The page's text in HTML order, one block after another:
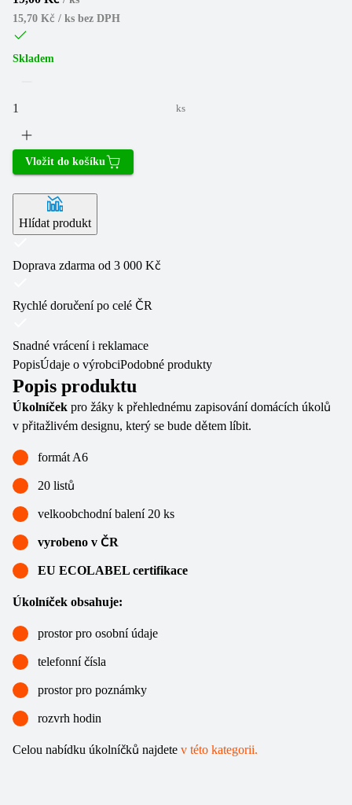
15,70 Kč / ks bez DPH
Skladem
ks
Vložit do košíku
Hlídat produkt
Doprava zdarma od 3 000 Kč
Rychlé doručení po celé ČR
Snadné vrácení i reklamace
PopisÚdaje o výrobciPodobné produkty
Popis produktu
Úkolníček pro žáky k přehlednému zapisování domácích úkolů
v přitažlivém designu, který se bude dětem líbit.
formát A6
20 listů
velkoobchodní balení 20 ks
vyrobeno v ČR
EU ECOLABEL certifikace
Úkolníček obsahuje:
prostor pro osobní údaje
telefonní čísla
prostor pro poznámky
rozvrh hodin
Celou nabídku úkolníčků najdete v této kategorii.